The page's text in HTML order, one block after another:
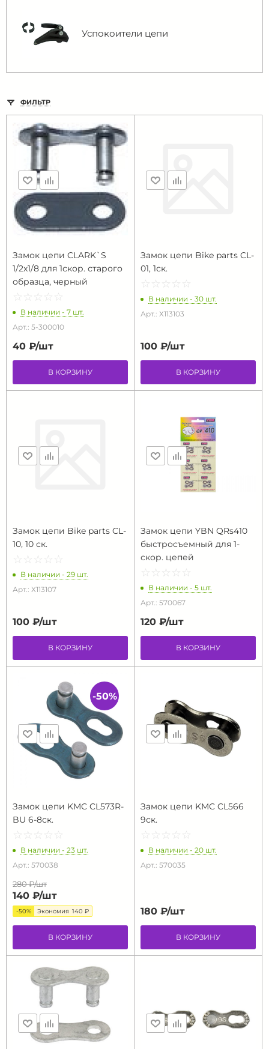
Успокоители цепи
ФИЛЬТР
Замок цепи CLARK`S
1/2x1/8 для 1скор. старого
образца, черный
☆ ☆ ☆ ☆ ☆
★ ★ ★ ★ ★
В наличии - 7 шт.
Арт.: 5-300010
40 ₽/шт
В КОРЗИНУ
Замок цепи Bike parts CL-
01, 1ск.
☆ ☆ ☆ ☆ ☆
★ ★ ★ ★ ★
В наличии - 30 шт.
Арт.: Х113103
100 ₽/шт
В КОРЗИНУ
Замок цепи Bike parts CL-
10, 10 ск.
☆ ☆ ☆ ☆ ☆
★ ★ ★ ★ ★
В наличии - 29 шт.
Арт.: Х113107
100 ₽/шт
В КОРЗИНУ
Замок цепи YBN QRs410
быстросъемный для 1-
скор. цепей
☆ ☆ ☆ ☆ ☆
★ ★ ★ ★ ★
В наличии - 5 шт.
Арт.: 570067
120 ₽/шт
В КОРЗИНУ
Замок цепи KMC CL573R-
BU 6-8ск.
☆ ☆ ☆ ☆ ☆
★ ★ ★ ★ ★
В наличии - 23 шт.
Арт.: 570038
280 ₽/шт
140 ₽/шт
-50% Экономия 140 ₽
В КОРЗИНУ
-50%
Замок цепи KMC CL566
9ск.
☆ ☆ ☆ ☆ ☆
★ ★ ★ ★ ★
В наличии - 20 шт.
Арт.: 570035
180 ₽/шт
В КОРЗИНУ